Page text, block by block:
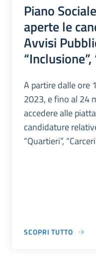
Piano
aperte le
Avvisi
A partire dalle ore
2023, e fino al 24
accedere alle
candidature
“Quartieri”,
SCOPRI TUTTO